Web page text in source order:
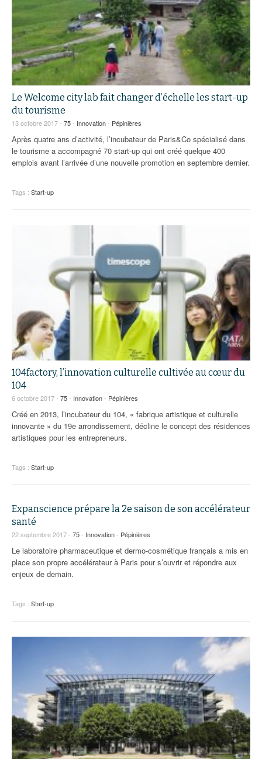
Le Welcome city lab fait changer d’échelle les start-up
du tourisme
13 octobre 2017 - 75- Innovation- Pépinières
Après quatre ans d’activité, l’incubateur de Paris&Co spécialisé dans
le tourisme a accompagné 70 start-up qui ont créé quelque 400
emplois avant l’arrivée d’une nouvelle promotion en septembre dernier.
Tags : Start-up
104factory, l’innovation culturelle cultivée au cœur du
104
6 octobre 2017 - 75- Innovation- Pépinières
Créé en 2013, l’incubateur du 104, « fabrique artistique et culturelle
innovante » du 19e arrondissement, décline le concept des résidences
artistiques pour les entrepreneurs.
Tags : Start-up
Expanscience prépare la 2e saison de son accélérateur
santé
22 septembre 2017 - 75- Innovation- Pépinières
Le laboratoire pharmaceutique et dermo-cosmétique français a mis en
place son propre accélérateur à Paris pour s’ouvrir et répondre aux
enjeux de demain.
Tags : Start-up